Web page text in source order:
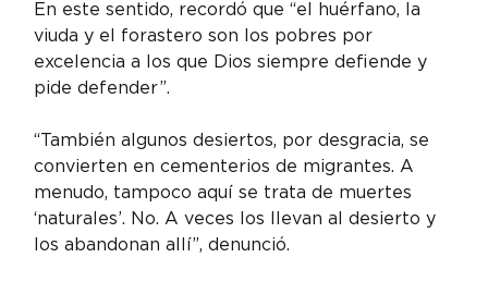
En este sentido, recordó que “el huérfano, la
viuda y el forastero son los pobres por
excelencia a los que Dios siempre defiende y
pide defender”.
“También algunos desiertos, por desgracia, se
convierten en cementerios de migrantes. A
menudo, tampoco aquí se trata de muertes
‘naturales’. No. A veces los llevan al desierto y
los abandonan allí”, denunció.